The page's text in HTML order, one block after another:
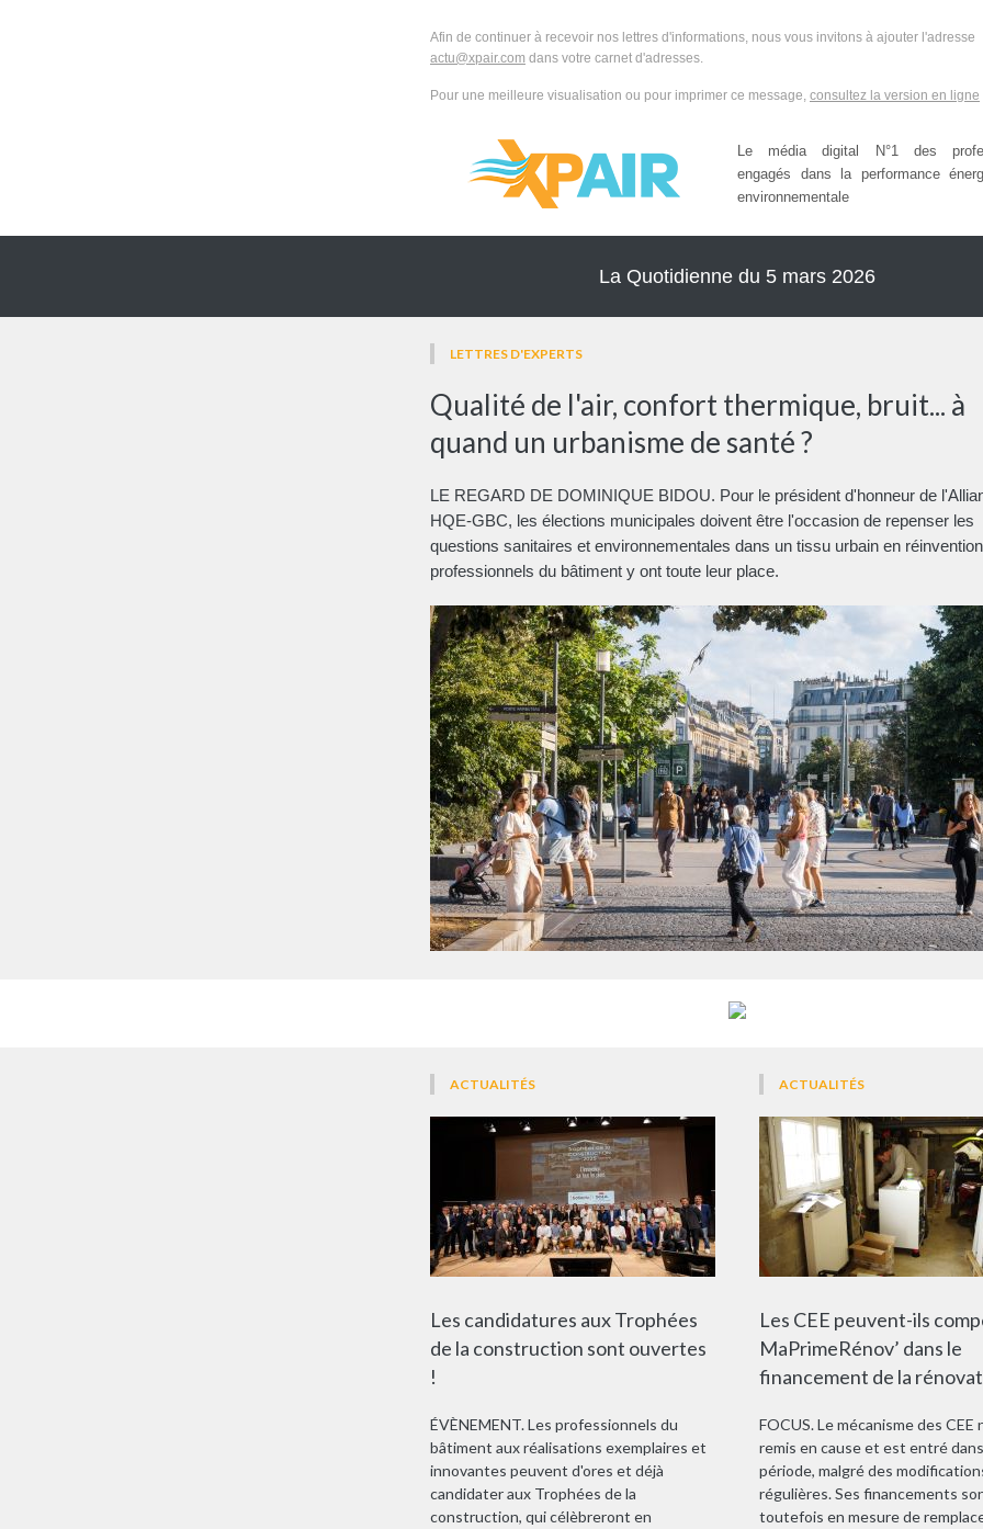
Afin de continuer à recevoir nos lettres d'informations, nous vous invitons à ajouter l'adresse
actu@xpair.com dans votre carnet d'adresses.
Pour une meilleure visualisation ou pour imprimer ce message, consultez la version en ligne
Le média digital N°1 des
engagés dans la performance
environnementale
La Quotidienne du 5 mars 2026
LETTRES D'EXPERTS
Qualité de l'air, confort thermique, bruit... à
quand un urbanisme de santé ?
LE REGARD DE DOMINIQUE BIDOU. Pour le président d'honneur de
HQE-GBC, les élections municipales doivent être l'occasion de repenser les
questions sanitaires et environnementales dans un tissu urbain en
professionnels du bâtiment y ont toute leur place.
ACTUALITÉS
Les candidatures aux Trophées
de la construction sont ouvertes
!
ÉVÈNEMENT. Les professionnels du
bâtiment aux réalisations exemplaires et
innovantes peuvent d'ores et déjà
candidater aux Trophées de la
construction, qui célèbreront en
ACTUALITÉS
Les CEE peuvent-ils
MaPrimeRénov’ dans le
financement de la
FOCUS. Le mécanisme des CEE
remis en cause et est entré
période, malgré des
régulières. Ses financements
toutefois en mesure de